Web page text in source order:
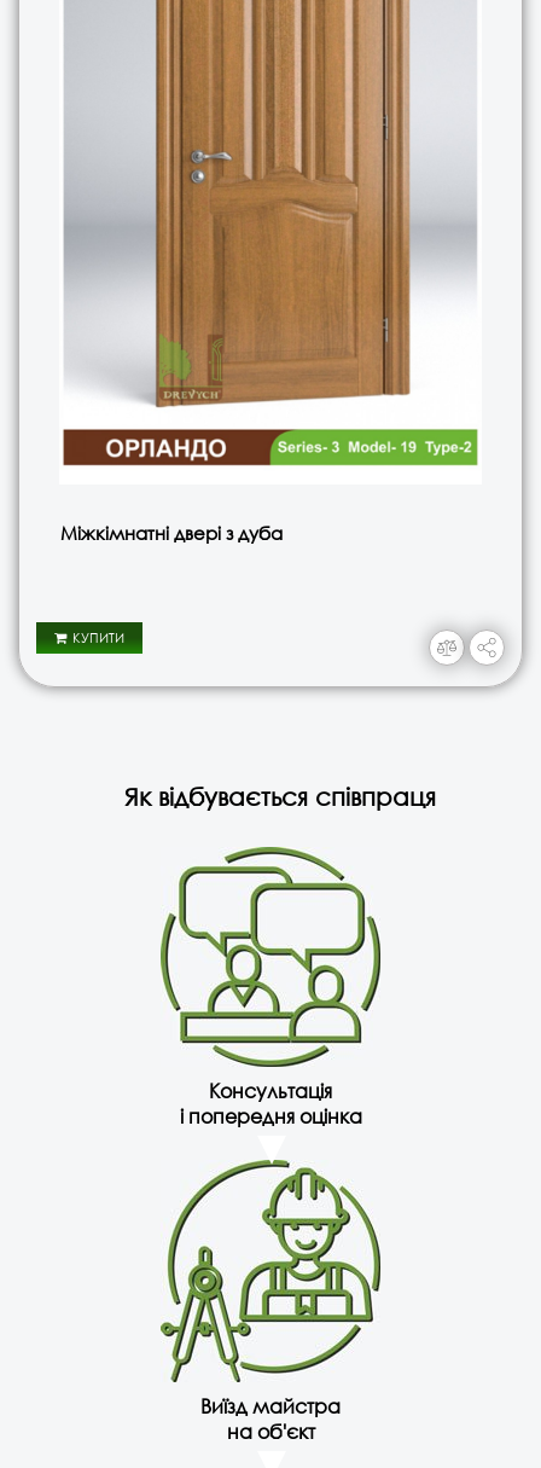
Міжкімнатні двері з дуба
КУПИТИ
Як відбувається співпраця
Консультація
і попередня оцінка
Виїзд майстра
на об'єкт